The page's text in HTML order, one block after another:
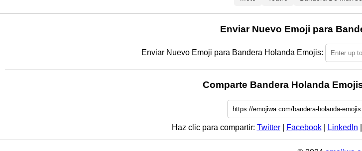
Enviar Nuevo Emoji para
Enviar Nuevo Emoji para Bandera Holanda Emojis:
Comparte Bandera Holanda
Haz clic para compartir: Twitter| Facebook| LinkedIn